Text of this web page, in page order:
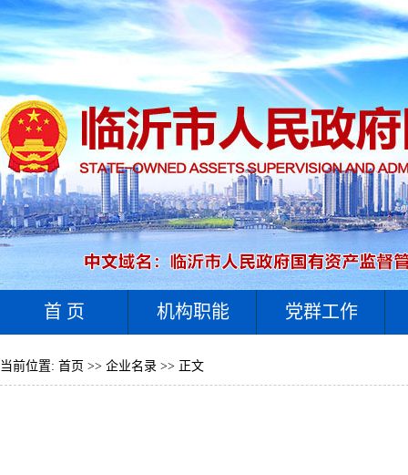
首 页 机构职能 党群工作
当前位置: 首页 >> 企业名录 >> 正文